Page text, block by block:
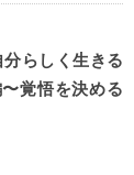
らしく生きる
覚悟を決める